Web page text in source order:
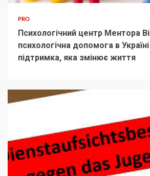
PRO
Психологічний центр Ментора
психологічна допомога в
підтримка, яка змінює життя